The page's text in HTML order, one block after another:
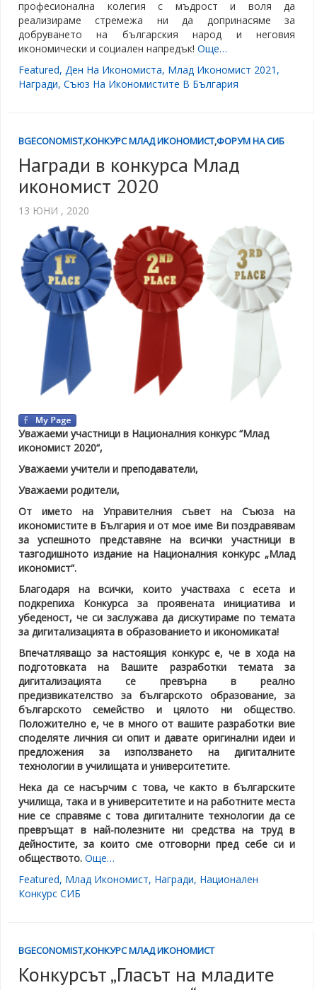
професионална колегия с мъдрост и воля да
реализираме стремежа ни да допринасяме за
добруването на българския народ и неговия
икономически и социален напредък! Още…
Featured, Ден На Икономиста, Млад Икономист 2021 ,
Награди, Съюз На Икономистите В България
BGECONOMIST,КОНКУРС МЛАД ИКОНОМИСТ,ФОРУМ НА СИБ
Награди в конкурса Млад
икономист 2020
13 ЮНИ , 2020
Уважаеми участници в Националния конкурс “Млад
икономист 2020“,
Уважаеми учители и преподаватели,
Уважаеми родители,
От името на Управителния съвет на Съюза на
икономистите в България и от мое име Ви поздравявам
за успешното представяне на всички участници в
тазгодишното издание на Националния конкурс „Млад
икономист“.
Благодаря на всички, които участваха с есета и
подкрепиха Конкурса за проявената инициатива и
убеденост, че си заслужава да дискутираме по темата
за дигитализацията в образованието и икономиката!
Впечатляващо за настоящия конкурс е, че в хода на
подготовката на Вашите разработки темата за
дигитализацията се превърна в реално
предизвикателство за българското образование, за
българското семейство и цялото ни общество.
Положително е, че в много от вашите разработки вие
споделяте личния си опит и давате оригинални идеи и
предложения за използването на дигиталните
технологии в училищата и университетите.
Нека да се насърчим с това, че както в българските
училища, така и в университетите и на работните места
ние се справяме с това дигиталните технологии да се
превръщат в най-полезните ни средства на труд в
дейностите, за които сме отговорни пред себе си и
обществото. Още…
Featured, Млад Икономист, Награди, Национален
Конкурс СИБ
BGECONOMIST,КОНКУРС МЛАД ИКОНОМИСТ
Конкурсът „Гласът на младите